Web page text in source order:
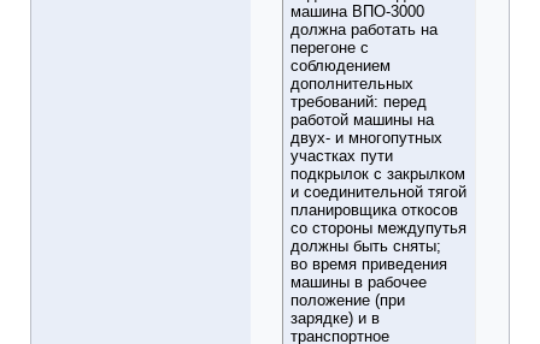
машина ВПО-3000
должна работать на
перегоне с
соблюдением
дополнительных
требований: перед
работой машины на
двух- и многопутных
участках пути
подкрылок с закрылком
и соединительной тягой
планировщика откосов
со стороны междупутья
должны быть сняты;
во время приведения
машины в рабочее
положение (при
зарядке) и в
транспортное